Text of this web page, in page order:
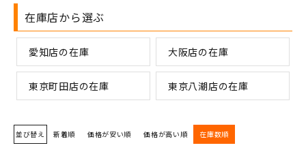
在庫店から選ぶ
愛知店の在庫 大阪店の在庫
東京町田店の在庫 東京八潮店の在庫
並び替え 新着順 価格が安い順 価格が高い順 在庫数順